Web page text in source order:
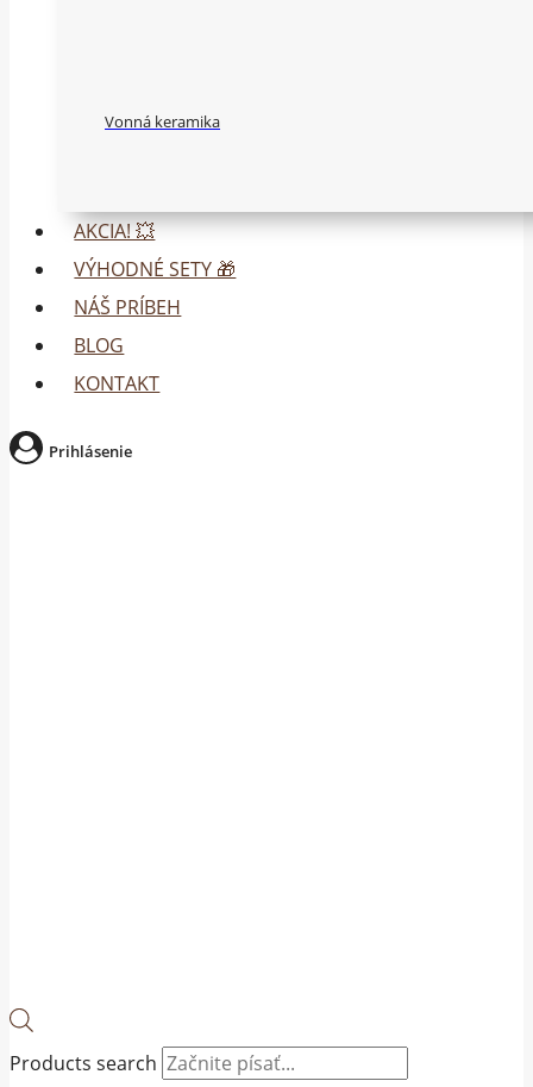
Vonná keramika
AKCIA! 💥
VÝHODNÉ SETY 🎁
NÁŠ PRÍBEH
BLOG
KONTAKT
Prihlásenie
Products search